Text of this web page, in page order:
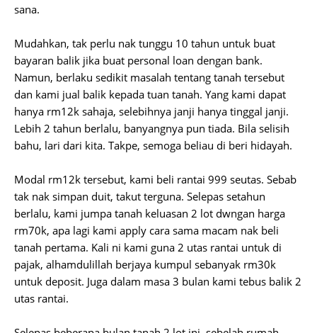
sana.
Mudahkan, tak perlu nak tunggu 10 tahun untuk buat
bayaran balik jika buat personal loan dengan bank.
Namun, berlaku sedikit masalah tentang tanah tersebut
dan kami jual balik kepada tuan tanah. Yang kami dapat
hanya rm12k sahaja, selebihnya janji hanya tinggal janji.
Lebih 2 tahun berlalu, banyangnya pun tiada. Bila selisih
bahu, lari dari kita. Takpe, semoga beliau di beri hidayah.
Modal rm12k tersebut, kami beli rantai 999 seutas. Sebab
tak nak simpan duit, takut terguna. Selepas setahun
berlalu, kami jumpa tanah keluasan 2 lot dwngan harga
rm70k, apa lagi kami apply cara sama macam nak beli
tanah pertama. Kali ni kami guna 2 utas rantai untuk di
pajak, alhamdulillah berjaya kumpul sebanyak rm30k
untuk deposit. Juga dalam masa 3 bulan kami tebus balik 2
utas rantai.